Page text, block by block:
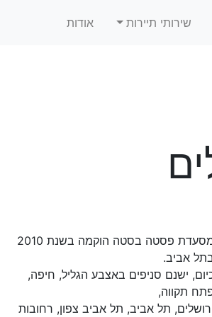
שירותי תיירות אודות
מסעדת פסטה בסטה הוקמה בשנת 2010
אביב.
ישנם סניפים באצבע הגליל, חיפה,
תקווה,
תל אביב, תל אביב צפון, רחובות